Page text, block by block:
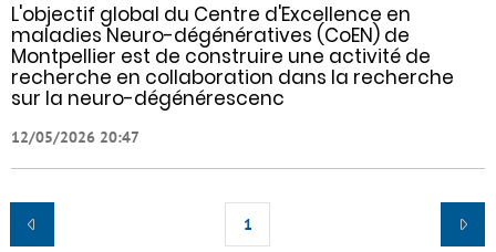
L'objectif global du Centre d'Excellence en
maladies Neuro-dégénératives (CoEN) de
Montpellier est de construire une activité de
recherche en collaboration dans la recherche
sur la neuro-dégénérescenc
12/05/2026 20:47
1